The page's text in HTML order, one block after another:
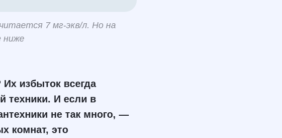
7 мг-экв/л. Но на
ниже
избыток всегда
техники. И если в
не так много, —
комнат, это